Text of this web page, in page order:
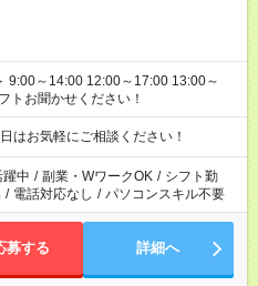
9:00～14:00 12:00～17:00 13:00～
のシフトお聞かせください！
お気軽にご相談ください！
中 / 副業・WワークOK / シフト勤
/ 電話対応なし / パソコンスキル不要
募する 詳細へ